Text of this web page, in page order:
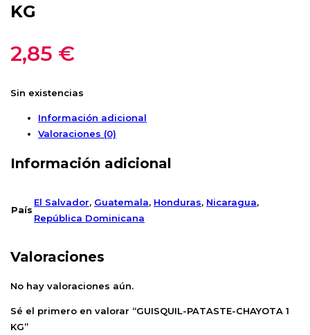
KG
2,85 €
Sin existencias
Información adicional
Valoraciones (0)
Información adicional
País
El Salvador, Guatemala, Honduras, Nicaragua,
República Dominicana
Valoraciones
No hay valoraciones aún.
Sé el primero en valorar “GUISQUIL-PATASTE-CHAYOTA 1
KG”